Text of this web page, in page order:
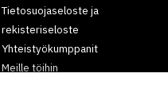
Tietosuojaseloste ja
rekisteriseloste
Yhteistyökumppanit
Meille töihin